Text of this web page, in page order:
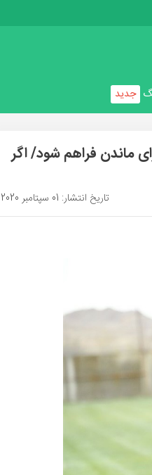
جدید
ماندن فراهم شود/ اگر
تاریخ انتشار: 01 سپتامبر 2020